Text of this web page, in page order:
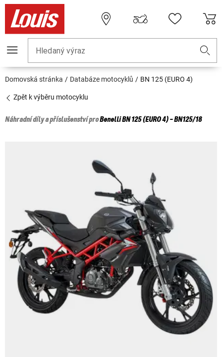
Hledaný výraz
Domovská stránka Databáze motocyklů BN 125 (EURO 4)
Zpět k výběru motocyklu
Náhradní díly a příslušenství proBenelliBN 125 (EURO 4) - BN125/18